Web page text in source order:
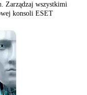
Zarządzaj wszystkimi
konsoli ESET